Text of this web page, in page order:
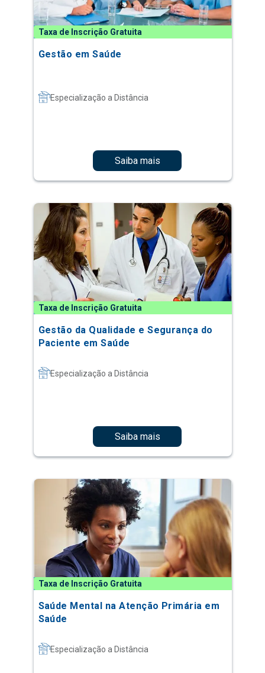
Taxa de Inscrição Gratuita
Gestão em Saúde
Especialização a Distância
Saiba mais
Taxa de Inscrição Gratuita
Gestão da Qualidade e Segurança do
Paciente em Saúde
Especialização a Distância
Saiba mais
Taxa de Inscrição Gratuita
Saúde Mental na Atenção Primária em
Saúde
Especialização a Distância